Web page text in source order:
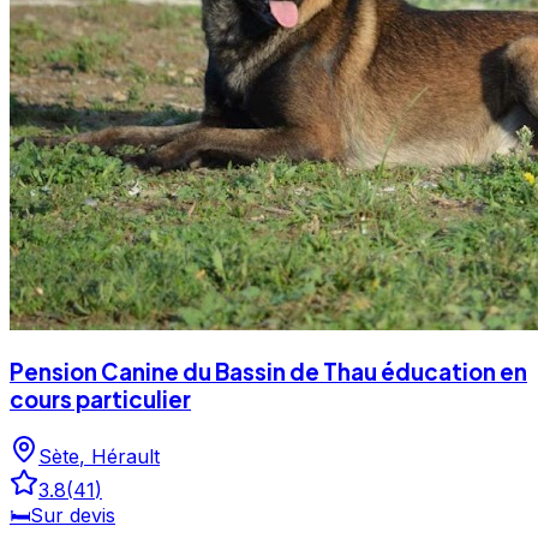
Pension Canine du Bassin de Thau éducation en
cours particulier
Sète, Hérault
3.8(41)
🛏️Sur devis